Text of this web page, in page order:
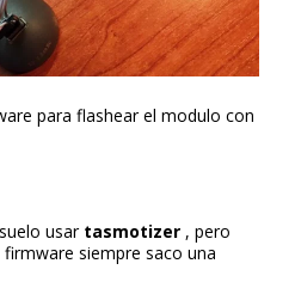
para flashear el modulo con
usar tasmotizer , pero
siempre saco una